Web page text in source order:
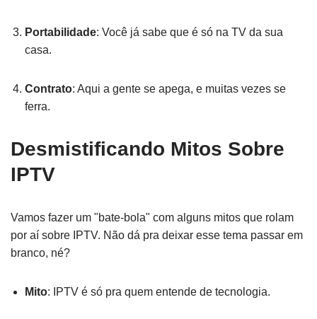
Portabilidade: Você já sabe que é só na TV da sua
casa.
Contrato: Aqui a gente se apega, e muitas vezes se
ferra.
Desmistificando Mitos Sobre
IPTV
Vamos fazer um "bate-bola" com alguns mitos que rolam
por aí sobre IPTV. Não dá pra deixar esse tema passar em
branco, né?
Mito: IPTV é só pra quem entende de tecnologia.